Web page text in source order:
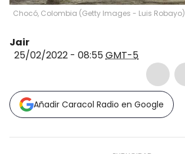
Chocó, Colombia (Getty Images - Luis Robayo)
Jair
25/02/2022 - 08:55GMT-5
Añadir Caracol Radio en Google